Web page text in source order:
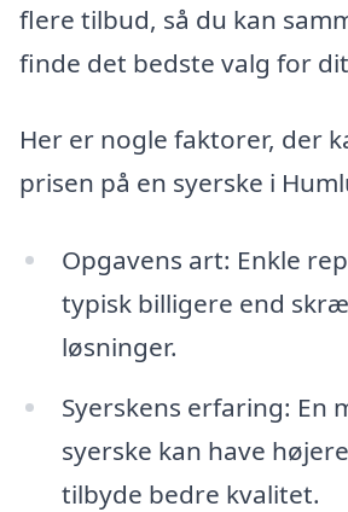
flere tilbud, så du kan
finde det bedste valg for
Her er nogle faktorer, der
prisen på en syerske i
Opgavens art: Enkle
typisk billigere end
løsninger.
Syerskens erfaring: En
syerske kan have
tilbyde bedre kvalitet.